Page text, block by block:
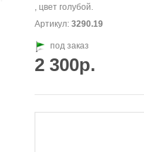
, цвет голубой.
Артикул: 3290.19
под заказ
2 300р.